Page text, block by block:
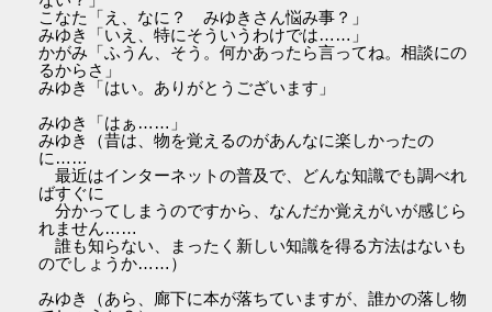
こなた「え、なに？ みゆきさん悩み事？」
みゆき「いえ、特にそういうわけでは……」
かがみ「ふうん、そう。何かあったら言ってね。相談にの
るからさ」
みゆき「はい。ありがとうございます」
みゆき「はぁ……」
みゆき（昔は、物を覚えるのがあんなに楽しかったの
に……
最近はインターネットの普及で、どんな知識でも調べれ
ばすぐに
分かってしまうのですから、なんだか覚えがいが感じら
れません……
誰も知らない、まったく新しい知識を得る方法はないも
のでしょうか……）
みゆき（あら、廊下に本が落ちていますが、誰かの落し物